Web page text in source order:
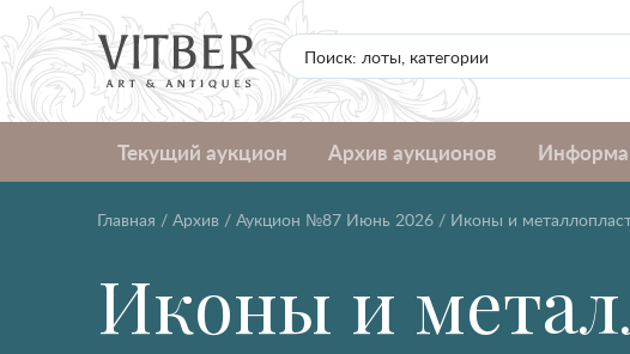
Текущий аукцион Архив аукционов
Главная / Архив / Аукцион №87 Июнь 2026 / Иконы и
Иконы и